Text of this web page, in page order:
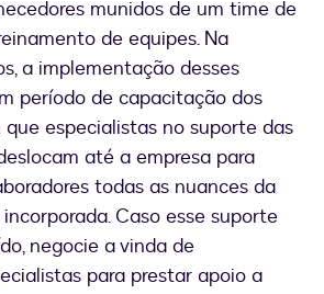
munidos de um time de
de equipes. Na
a implementação desses
período de capacitação dos
especialistas no suporte das
até a empresa para
todas as nuances da
Caso esse suporte
negocie a vinda de
para prestar apoio a